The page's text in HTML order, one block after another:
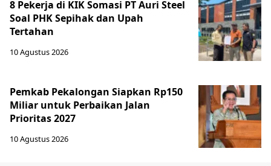
8 Pekerja di KIK Somasi PT Auri Steel
Soal PHK Sepihak dan Upah
Tertahan
10 Agustus 2026
Pemkab Pekalongan Siapkan Rp150
Miliar untuk Perbaikan Jalan
Prioritas 2027
10 Agustus 2026